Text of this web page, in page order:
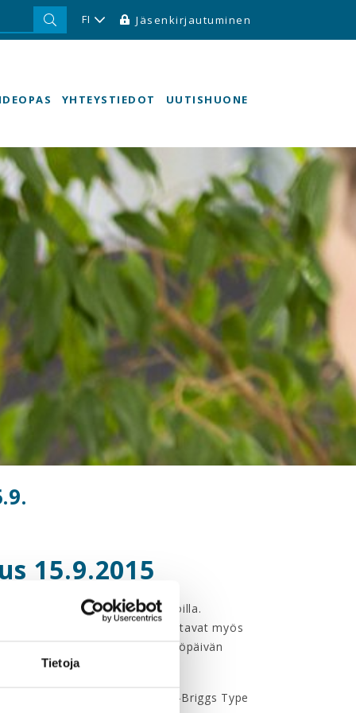
Tietoja
FI Jäsenkirjautuminen
YHTEYSTIEDOT UUTISHUONE
15.9.2015
päivän työelämässä vahvoilla.
Viestintätaidot vahvistavat myös
työyhteisössä, sillä työpäivän
MBTI-testiin (The Myers-Briggs Type